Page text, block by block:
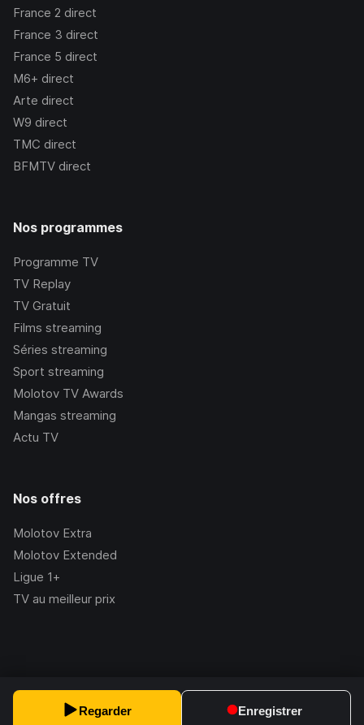
Regarder Enregistrer
France 2 direct
France 3 direct
France 5 direct
M6+ direct
Arte direct
W9 direct
TMC direct
BFMTV direct
Nos programmes
Programme TV
TV Replay
TV Gratuit
Films streaming
Séries streaming
Sport streaming
Molotov TV Awards
Mangas streaming
Actu TV
Nos offres
Molotov Extra
Molotov Extended
Ligue 1+
TV au meilleur prix
2.228.1